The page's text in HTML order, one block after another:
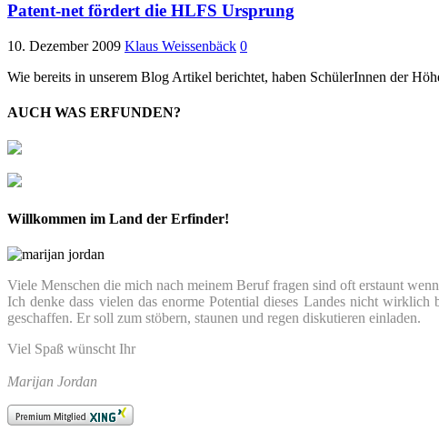
Patent-net fördert die HLFS Ursprung
10. Dezember 2009 Klaus Weissenbäck 0
Wie bereits in unserem Blog Artikel berichtet, haben SchülerInnen der
AUCH WAS ERFUNDEN?
Willkommen im Land der Erfinder!
Viele Menschen die mich nach meinem Beruf fragen sind oft erstaunt
Ich denke dass vielen das enorme Potential dieses Landes nicht
geschaffen. Er soll zum stöbern, staunen und regen diskutieren einladen.
Viel Spaß wünscht Ihr
Marijan Jordan